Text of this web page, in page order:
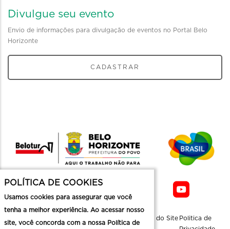
Divulgue seu evento
Envio de informações para divulgação de eventos no Portal Belo
Horizonte
CADASTRAR
Mapa do Site Politica de
POLÍTICA DE COOKIES
Usamos cookies para assegurar que você
tenha a melhor experiência. Ao acessar nosso
site, você concorda com a nossa Política de